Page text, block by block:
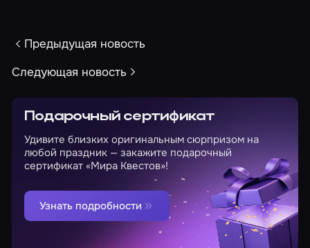
Предыдущая новость
Следующая новость
Подарочный сертификат
Удивите близких оригинальным сюрпризом на
любой праздник — закажите подарочный
сертификат «Мира Квестов»!
Узнать подробности